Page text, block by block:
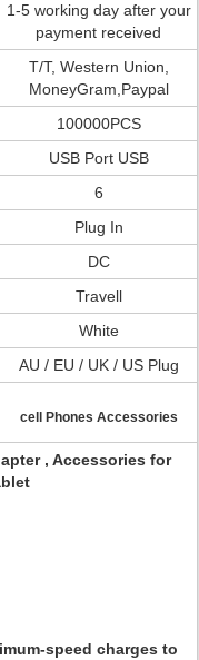
1-5 working day after your
payment received
T/T, Western Union,
MoneyGram,Paypal
100000PCS
USB Port USB
6
Plug In
DC
Travell
White
AU / EU / UK / US Plug
cell Phones Accessories
, Accessories for
speed charges to